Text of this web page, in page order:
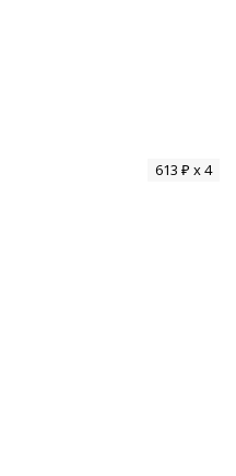
613 ₽ x 4